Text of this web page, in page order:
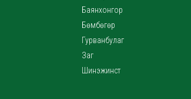
Баянхонгор
Бөмбөгөр
Гурванбулаг
Заг
Шинэжинст